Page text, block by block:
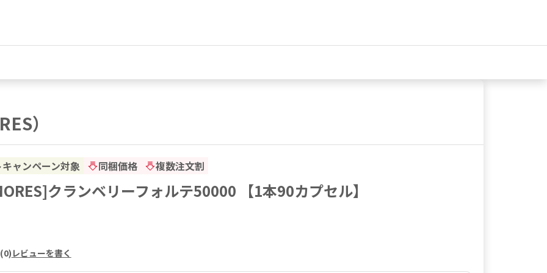
）
ャンペーン対象 同梱価格 複数注文割
クランベリーフォルテ50000 【1本90カプセル】
(0) レビューを書く